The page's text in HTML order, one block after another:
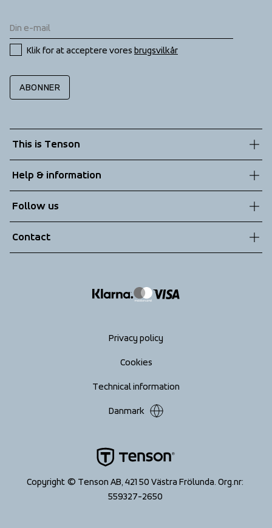
Klik for at acceptere vores brugsvilkår
ABONNER
This is Tenson
Sustainability
Technologies
Help & information
Terms & Conditions
Returns
Follow us
Contact
Copyright © Tenson AB, 421 50 Västra Frölunda. Org.nr:
559327-2650
Privacy policy
Cookies
Technical information
Danmark